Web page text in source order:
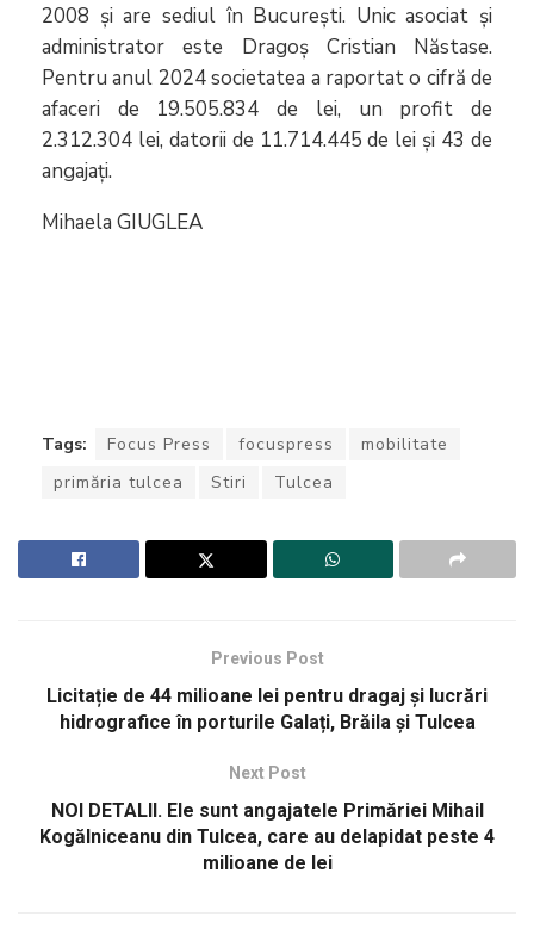
2008 și are sediul în București. Unic asociat și
administrator este Dragoș Cristian Năstase.
Pentru anul 2024 societatea a raportat o cifră de
afaceri de 19.505.834 de lei, un profit de
2.312.304 lei, datorii de 11.714.445 de lei și 43 de
angajați.
Mihaela GIUGLEA
Tags: Focus Press focuspress
mobilitate
primăria tulcea
Stiri Tulcea
Previous Post
Licitație de 44 milioane lei pentru dragaj și lucrări
hidrografice în porturile Galați, Brăila și Tulcea
Next Post
NOI DETALII. Ele sunt angajatele Primăriei Mihail
Kogălniceanu din Tulcea, care au delapidat peste 4
milioane de lei